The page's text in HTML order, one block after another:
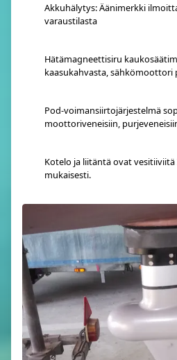
Akkuhälytys: Äänimerkki
varaustilasta
Hätämagneettisiru
kaasukahvasta,
Pod-voimansiirtojärjestelmä
moottoriveneisiin,
Kotelo ja liitäntä ovat vesitiiviitä
mukaisesti.